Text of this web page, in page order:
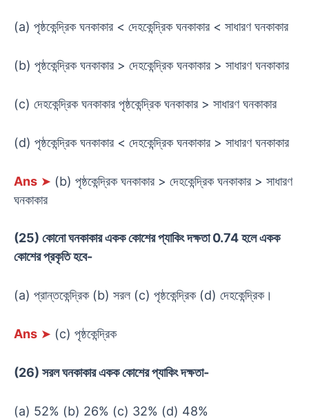
(a) পৃষ্ঠকেন্দ্রিক ঘনকাকার < দেহকেন্দ্রিক ঘনকাকার < সাধারণ ঘনকাকার
(b) পৃষ্ঠকেন্দ্রিক ঘনকাকার > দেহকেন্দ্রিক ঘনকাকার > সাধারণ ঘনকাকার
(c) দেহকেন্দ্রিক ঘনকাকার পৃষ্ঠকেন্দ্রিক ঘনকাকার > সাধারণ ঘনকাকার
(d) পৃষ্ঠকেন্দ্রিক ঘনকাকার < দেহকেন্দ্রিক ঘনকাকার > সাধারণ ঘনকাকার
Ans ➤ (b) পৃষ্ঠকেন্দ্রিক ঘনকাকার > দেহকেন্দ্রিক ঘনকাকার > সাধারণ
ঘনকাকার
(25) কোনো ঘনকাকার একক কোশের প্যাকিং দক্ষতা 0.74 হলে একক
কোশের প্রকৃতি হবে-
(a) প্রান্তকেন্দ্রিক (b) সরল (c) পৃষ্ঠকেন্দ্রিক (d) দেহকেন্দ্রিক।
Ans ➤ (c) পৃষ্ঠকেন্দ্রিক
(26) সরল ঘনকাকার একক কোশের প্যাকিং দক্ষতা-
(a) 52% (b) 26% (c) 32% (d) 48%